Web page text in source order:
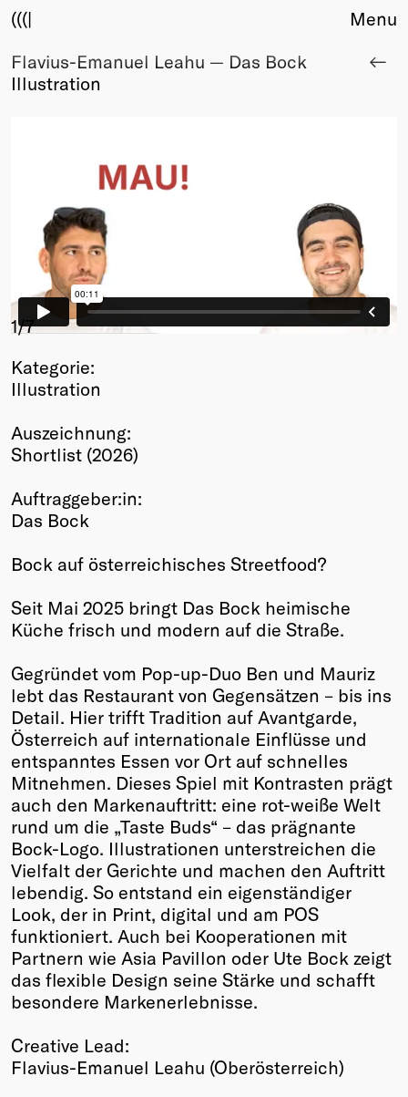
(((|
About
Club
Events
Upcoming
Past
Membership
Info
Young Creatives
Friends of Creativity
Winners
2026
Annual
Menu
Flavius-Emanuel Leahu — Das Bock
Illustration
1/7
Kategorie:
Illustration
Auszeichnung:
Shortlist (2026)
Auftraggeber:in:
Das Bock
Bock auf österreichisches Streetfood?
Seit Mai 2025 bringt Das Bock heimische
Küche frisch und modern auf die Straße.
Gegründet vom Pop-up-Duo Ben und Mauriz
lebt das Restaurant von Gegensätzen – bis ins
Detail. Hier trifft Tradition auf Avantgarde,
Österreich auf internationale Einflüsse und
entspanntes Essen vor Ort auf schnelles
Mitnehmen. Dieses Spiel mit Kontrasten prägt
auch den Markenauftritt: eine rot-weiße Welt
rund um die „Taste Buds“ – das prägnante
Bock-Logo. Illustrationen unterstreichen die
Vielfalt der Gerichte und machen den Auftritt
lebendig. So entstand ein eigenständiger
Look, der in Print, digital und am POS
funktioniert. Auch bei Kooperationen mit
Partnern wie Asia Pavillon oder Ute Bock zeigt
das flexible Design seine Stärke und schafft
besondere Markenerlebnisse.
Creative Lead:
Flavius-Emanuel Leahu (Oberösterreich)